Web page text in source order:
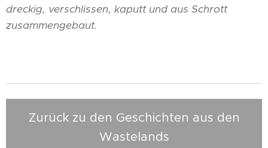
dreckig, verschlissen, kaputt und aus Schrott
zusammengebaut.
Zurück zu den Geschichten aus den
Wastelands